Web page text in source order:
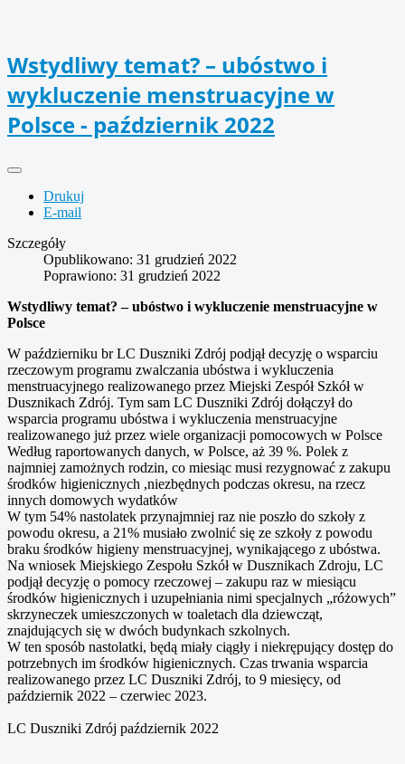
Wstydliwy temat? – ubóstwo i
wykluczenie menstruacyjne w
Polsce - październik 2022
Drukuj
E-mail
Szczegóły
Opublikowano: 31 grudzień 2022
Poprawiono: 31 grudzień 2022
Wstydliwy temat? – ubóstwo i wykluczenie menstruacyjne w
Polsce
W październiku br LC Duszniki Zdrój podjął decyzję o wsparciu
rzeczowym programu zwalczania ubóstwa i wykluczenia
menstruacyjnego realizowanego przez Miejski Zespół Szkół w
Dusznikach Zdrój. Tym sam LC Duszniki Zdrój dołączył do
wsparcia programu ubóstwa i wykluczenia menstruacyjne
realizowanego już przez wiele organizacji pomocowych w Polsce
Według raportowanych danych, w Polsce, aż 39 %. Polek z
najmniej zamożnych rodzin, co miesiąc musi rezygnować z zakupu
środków higienicznych ,niezbędnych podczas okresu, na rzecz
innych domowych wydatków
W tym 54% nastolatek przynajmniej raz nie poszło do szkoły z
powodu okresu, a 21% musiało zwolnić się ze szkoły z powodu
braku środków higieny menstruacyjnej, wynikającego z ubóstwa.
Na wniosek Miejskiego Zespołu Szkół w Dusznikach Zdroju, LC
podjął decyzję o pomocy rzeczowej – zakupu raz w miesiącu
środków higienicznych i uzupełniania nimi specjalnych „różowych”
skrzyneczek umieszczonych w toaletach dla dziewcząt,
znajdujących się w dwóch budynkach szkolnych.
W ten sposób nastolatki, będą miały ciągły i niekrępujący dostęp do
potrzebnych im środków higienicznych. Czas trwania wsparcia
realizowanego przez LC Duszniki Zdrój, to 9 miesięcy, od
październik 2022 – czerwiec 2023.
LC Duszniki Zdrój październik 2022